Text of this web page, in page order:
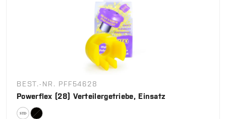
BEST.-NR. PFF54628
Powerflex (28) Verteilergetriebe, Einsatz